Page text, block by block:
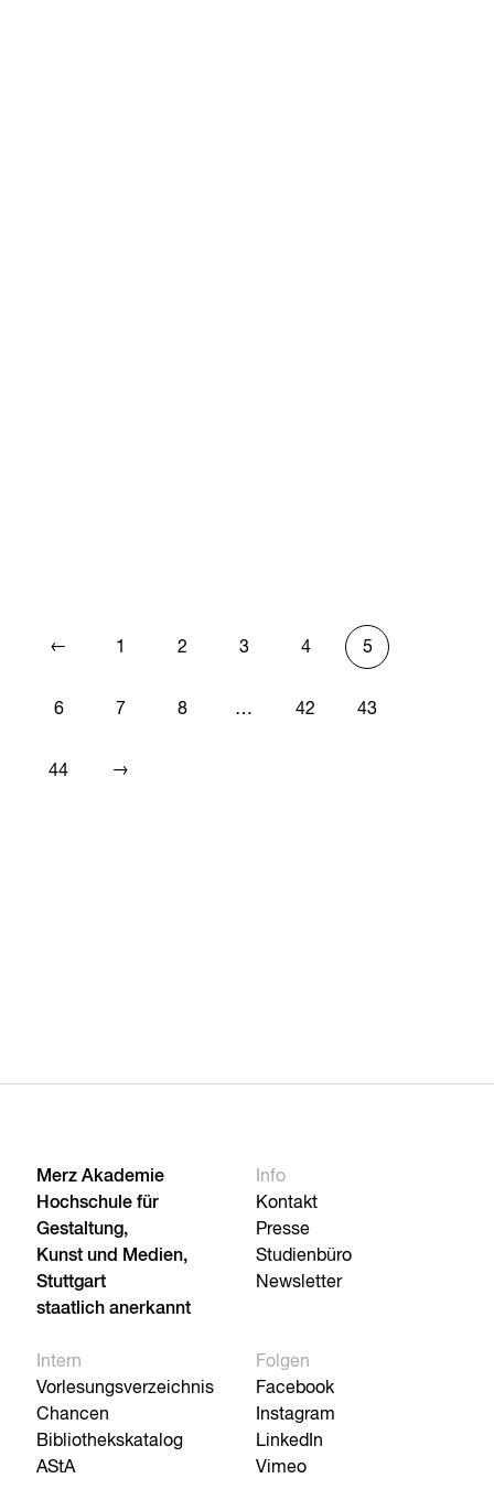
← 1 2 3 4 5
6 7 8 … 42 43
44 →
Merz Akademie
Hochschule für
Gestaltung,
Kunst und Medien,
Stuttgart
staatlich anerkannt
Info
Kontakt
Presse
Studienbüro
Newsletter
Intern
Vorlesungsverzeichnis
Chancen
Bibliothekskatalog
AStA
Folgen
Facebook
Instagram
LinkedIn
Vimeo